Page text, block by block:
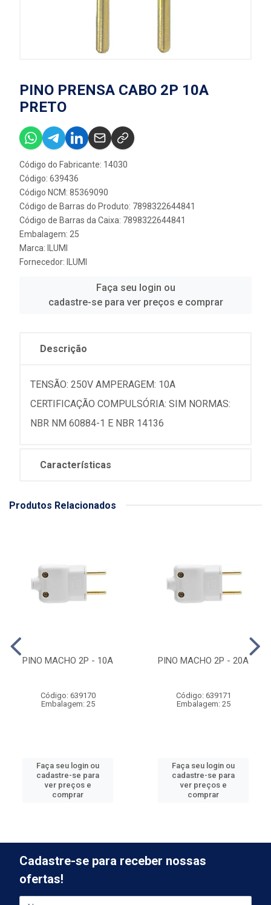
PINO PRENSA CABO 2P 10A
PRETO
Código do Fabricante: 14030
Código: 639436
Código NCM: 85369090
Código de Barras do Produto: 7898322644841
Código de Barras da Caixa: 7898322644841
Embalagem: 25
Marca:
ILUMI
Fornecedor:
ILUMI
Faça seu login ou
cadastre-se para ver preços e comprar
Descrição
TENSÃO: 250V AMPERAGEM: 10A
CERTIFICAÇÃO COMPULSÓRIA: SIM NORMAS:
NBR NM 60884-1 E NBR 14136
Características
Produtos Relacionados
PINO MACHO 2P - 10A
Código: 639170
Embalagem: 25
Faça seu login ou
cadastre-se para
ver preços e
comprar
PINO MACHO 2P - 20A
Código: 639171
Embalagem: 25
Faça seu login ou
cadastre-se para
ver preços e
comprar
Cadastre-se para receber nossas
ofertas!